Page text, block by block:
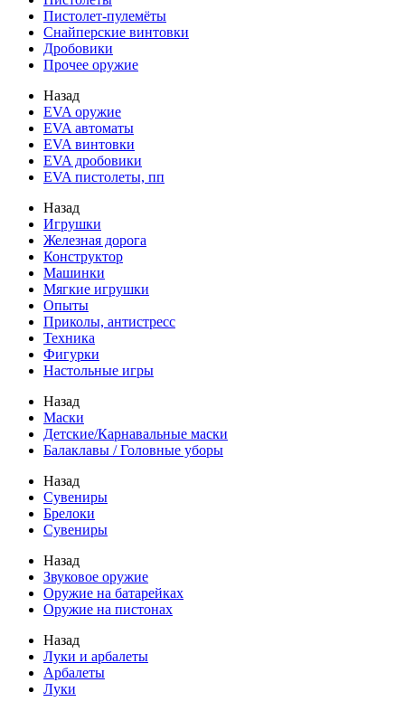
Пистолет-пулемёты
Снайперские винтовки
Дробовики
Прочее оружие
Назад
EVA оружие
EVA автоматы
EVA винтовки
EVA дробовики
EVA пистолеты, пп
Назад
Игрушки
Железная дорога
Конструктор
Машинки
Мягкие игрушки
Опыты
Приколы, антистресс
Техника
Фигурки
Настольные игры
Назад
Маски
Детские/Карнавальные маски
Балаклавы / Головные уборы
Назад
Сувениры
Брелоки
Сувениры
Назад
Звуковое оружие
Оружие на батарейках
Оружие на пистонах
Назад
Луки и арбалеты
Арбалеты
Луки